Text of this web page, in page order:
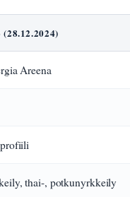
Areena
thai-, potkunyrkkeily